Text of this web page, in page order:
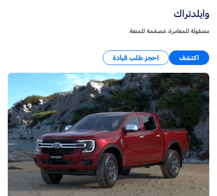
وايلدتراك
مصقولة للمغامرة، مُصمّمة للمتعة.
اكتشف احجز طلب قيادة